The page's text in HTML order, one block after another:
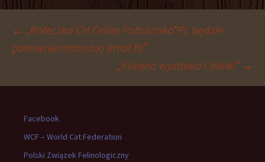
Nawigacja
← „Koteczka CH Celine Pohulanka*PL będzie
ponownie mamusią (miot B)”
„Kolejna wystawa Celinki” →
Facebook
WCF – World Cat Federation
Polski Związek Felinologiczny